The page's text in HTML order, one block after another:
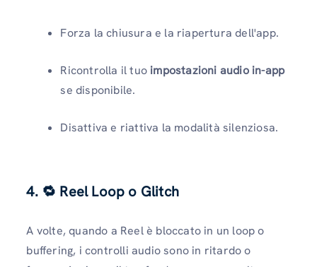
Forza la chiusura e la riapertura dell'app.
Ricontrolla il tuo impostazioni audio in-app
se disponibile.
Disattiva e riattiva la modalità silenziosa.
4. 🔁 Reel Loop o Glitch
A volte, quando a Reel è bloccato in un loop o
buffering, i controlli audio sono in ritardo o